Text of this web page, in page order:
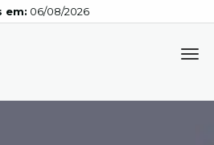
em: 06/08/2026